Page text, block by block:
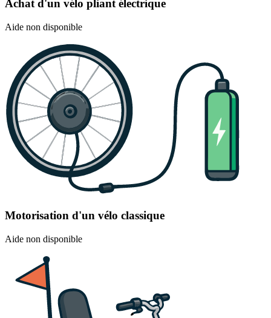
Achat d'un vélo pliant électrique
Aide non disponible
Motorisation d'un vélo classique
Aide non disponible